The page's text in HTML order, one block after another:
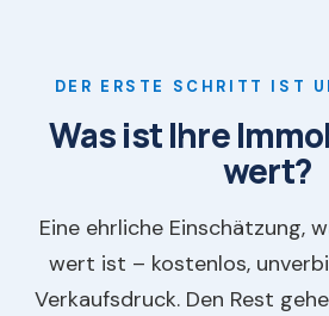
DER ERSTE SCHRITT IST
Was ist Ihre
wert?
Eine ehrliche Einschätzung,
wert ist – kostenlos,
Verkaufsdruck. Den Rest